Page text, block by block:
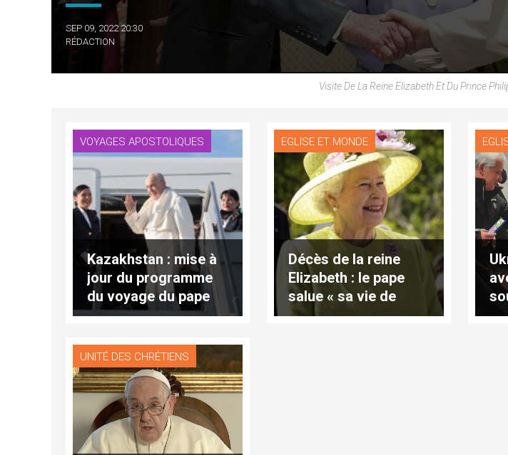
SEP 09, 2022 20:30
RÉDACTION
Visite De La Reine Elizabeth Et Du Prince
VOYAGES APOSTOLIQUES
Kazakhstan : mise à
jour du programme
du voyage du pape
EGLISE ET MONDE
Décès de la reine
Elizabeth : le pape
salue « sa vie de
service infatigable »
UNITÉ DES CHRÉTIENS